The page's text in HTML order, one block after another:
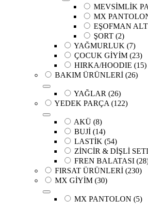
MEVSİMLİK
MX
EŞOFMAN
ŞORT (2)
YAĞMURLUK (7)
ÇOCUK GİYİM (23)
HIRKA/HOODIE (15)
BAKIM ÜRÜNLERİ (26)
YAĞLAR (26)
YEDEK PARÇA (122)
AKÜ (8)
BUJİ (14)
LASTİK (54)
ZİNCİR & DİŞLİ
FREN BALATASI
FIRSAT ÜRÜNLERİ (230)
MX GİYİM (30)
MX PANTOLON (5)